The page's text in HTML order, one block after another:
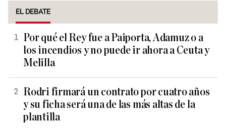
EL DEBATE
Por qué el Rey fue a Paiporta, Adamuz o a
los incendios y no puede ir ahora a Ceuta y
Melilla
Rodri firmará un contrato por cuatro años
y su ficha será una de las más altas de la
plantilla